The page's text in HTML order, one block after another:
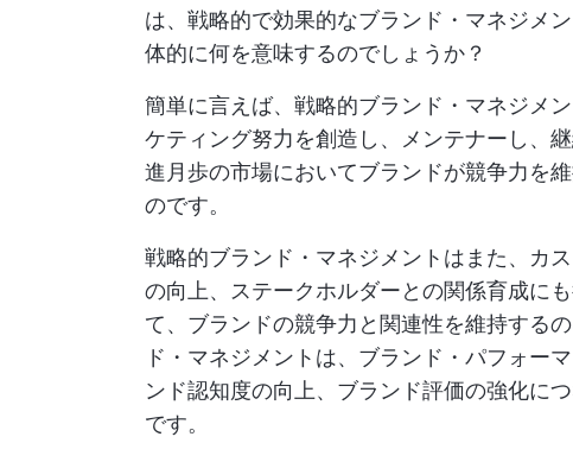
は、戦略的で効果的なブランド・マネジメ
体的に何を意味するのでしょうか？
簡単に言えば、戦略的ブランド・マネジメ
ケティング努力を創造し、メンテナーし、
進月歩の市場においてブランドが競争力を
のです。
戦略的ブランド・マネジメントはまた、カ
の向上、ステークホルダーとの関係育成に
て、ブランドの競争力と関連性を維持する
ド・マネジメントは、ブランド・パフォー
ンド認知度の向上、ブランド評価の強化に
です。